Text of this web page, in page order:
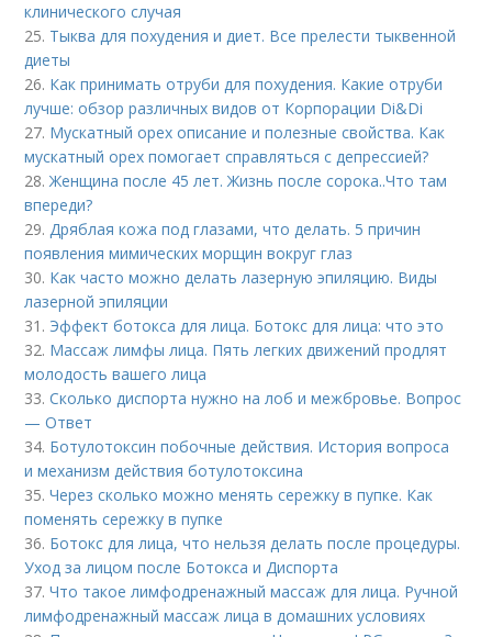
клинического случая
25. Тыква для похудения и диет. Все прелести тыквенной
диеты
26. Как принимать отруби для похудения. Какие отруби
лучше: обзор различных видов от Корпорации Di&Di
27. Мускатный орех описание и полезные свойства. Как
мускатный орех помогает справляться с депрессией?
28.Женщина после 45 лет. Жизнь после сорока..Что там
впереди?
29.Дряблая кожа под глазами, что делать. 5 причин
появления мимических морщин вокруг глаз
30. Как часто можно делать лазерную эпиляцию. Виды
лазерной эпиляции
31. Эффект ботокса для лица. Ботокс для лица: что это
32. Массаж лимфы лица. Пять легких движений продлят
молодость вашего лица
33.Сколько диспорта нужно на лоб и межбровье. Вопрос
— Ответ
34. Ботулотоксин побочные действия. История вопроса
и механизм действия ботулотоксина
35.Через сколько можно менять сережку в пупке. Как
поменять сережку в пупке
36. Ботокс для лица, что нельзя делать после процедуры.
Уход за лицом после Ботокса и Диспорта
37.Что такое лимфодренажный массаж для лица. Ручной
лимфодренажный массаж лица в домашних условиях